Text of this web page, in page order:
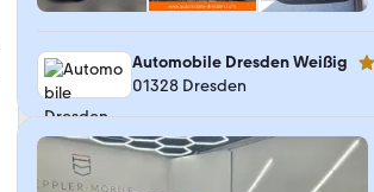
Automobile Dresden Weißig
01328 Dresden